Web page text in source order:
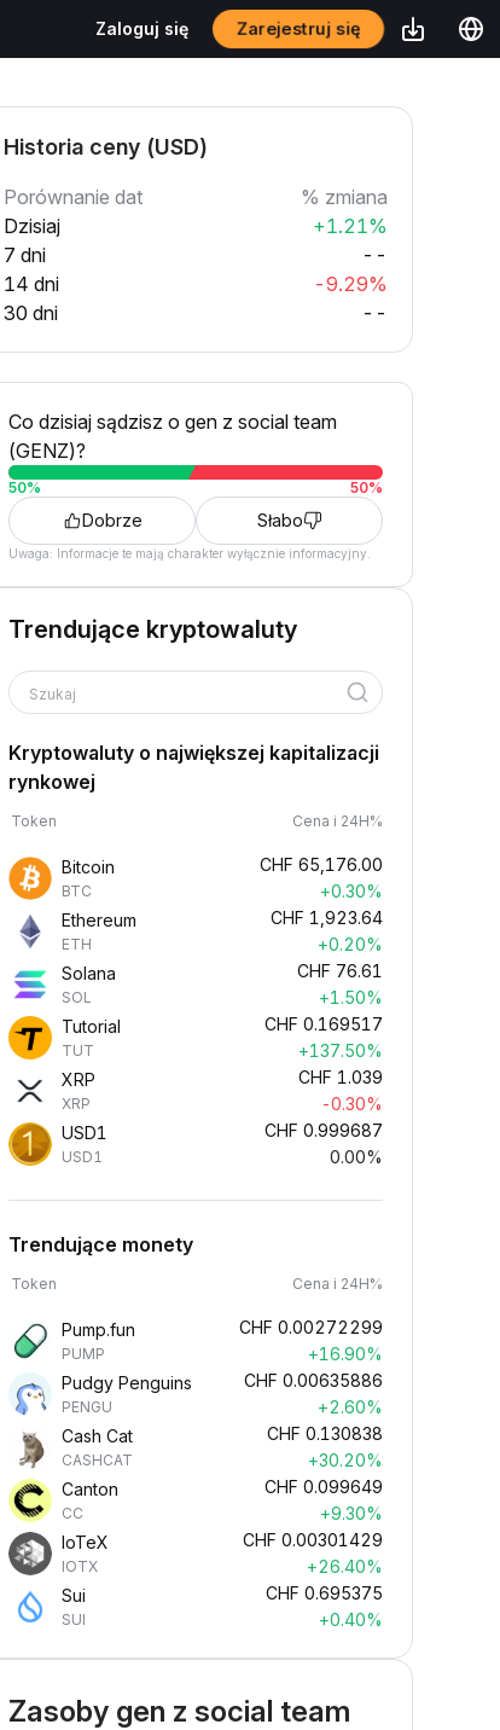
Zaloguj się Zarejestruj się
Historia ceny (USD)
Porównanie dat
% zmiana
Dzisiaj
+1.21%
7 dni
--
14 dni
-9.29%
30 dni
--
Co dzisiaj sądzisz o gen z social team
(GENZ)?
50% 50%
Dobrze Słabo
Uwaga: Informacje te mają charakter wyłącznie informacyjny.
Trendujące kryptowaluty
Szukaj
Kryptowaluty o największej kapitalizacji
rynkowej
Token Cena i 24H%
Bitcoin
BTC
CHF 65,176.00
+0.30%
Ethereum
ETH
CHF 1,923.64
+0.20%
Solana
SOL
CHF 76.61
+1.50%
Tutorial
TUT
CHF 0.169517
+137.50%
XRP
XRP
CHF 1.039
-0.30%
USD1
USD1
CHF 0.999687
0.00%
Trendujące monety
Token Cena i 24H%
Pump.fun
PUMP
CHF 0.00272299
+16.90%
Pudgy Penguins
PENGU
CHF 0.00635886
+2.60%
Cash Cat
CASHCAT
CHF 0.130838
+30.20%
Canton
CC
CHF 0.099649
+9.30%
IoTeX
IOTX
CHF 0.00301429
+26.40%
Sui
SUI
CHF 0.695375
+0.40%
Zasoby gen z social team